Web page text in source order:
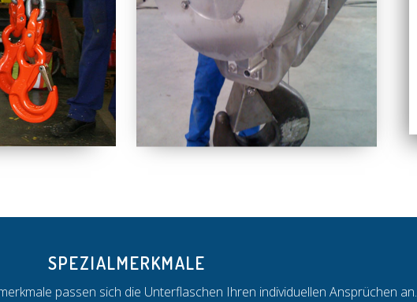
SPEZIALMERKMALE
passen sich die Unterflaschen Ihren individuellen Ansprüchen an.